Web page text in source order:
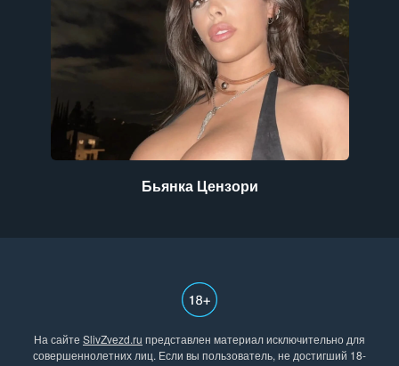
Бьянка Цензори
На сайте SlivZvezd.ru представлен материал исключительно для
совершеннолетних лиц. Если вы пользователь, не достигший 18-